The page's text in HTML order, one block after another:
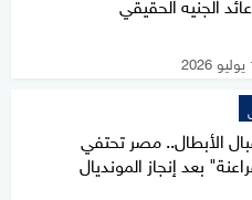
الأبطال.. مصر تحتفي
بعد إنجاز المونديال